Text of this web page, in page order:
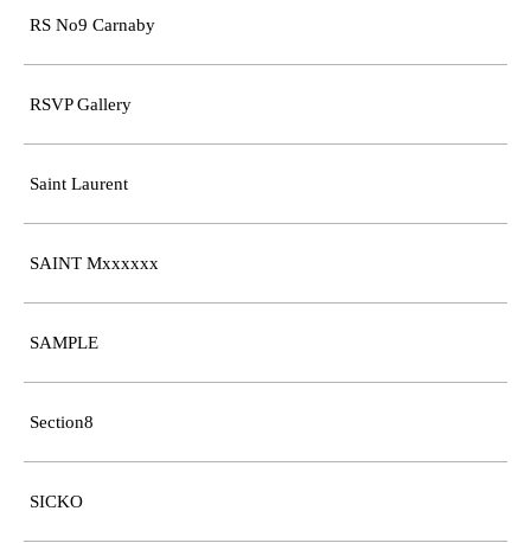
RS No9 Carnaby
RSVP Gallery
Saint Laurent
SAINT Mxxxxxx
SAMPLE
Section8
SICKO